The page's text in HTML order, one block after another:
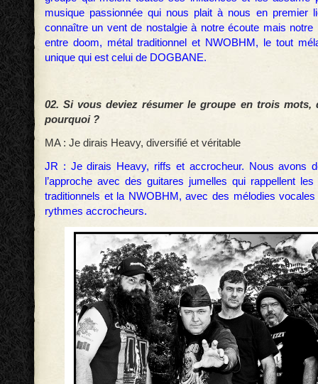
musique passionnée qui nous plait à nous en premier
connaître un vent de nostalgie à notre écoute mais notre
entre doom, métal traditionnel et NWOBHM, le tout
unique qui est celui de DOGBANE.
02. Si vous deviez résumer le groupe en trois mots,
pourquoi ?
MA : Je dirais Heavy, diversifié et véritable
JR : Je dirais Heavy, riffs et accrocheur. Nous avons
l’approche avec des guitares jumelles qui rappellent
traditionnels et la NWOBHM, avec des mélodies
rythmes accrocheurs.